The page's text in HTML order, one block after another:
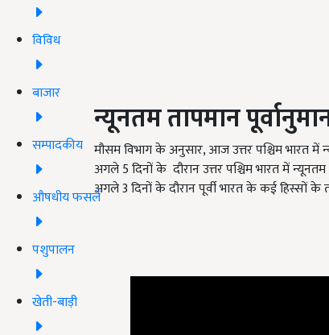
विविध
बाजार
सम्पादकीय
औषधीय फसलें
पशुपालन
खेती-बाड़ी
न्यूनतम तापमान
मौसम विभाग के अनुसार,आज उत्तर पश्चिम भारत में
अगले 5 दिनों के दौरान उत्तर पश्चिम भारत में
अगले 3 दिनों के दौरान पूर्वी भारत के कई हिस्सों के